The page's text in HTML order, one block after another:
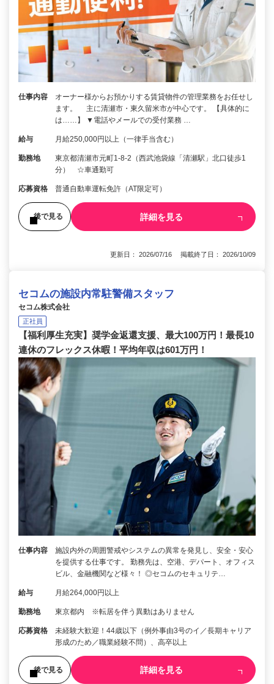
仕事内容
オーナー様からお預かりする賃貸物件の管理業務をお任せし
ます。 主に清瀬市・東久留米市が中心です。 【具体的に
は……】 ▼電話やメールでの受付業務 …
給与 月給250,000円以上（一律手当含む）
勤務地
東京都清瀬市元町1-8-2（西武池袋線「清瀬駅」北口徒歩1
分） ☆車通勤可
応募資格 普通自動車運転免許（AT限定可）
後で見る 詳細を見る
更新日： 2026/07/16 掲載終了日： 2026/10/09
セコムの施設内常駐警備スタッフ
セコム株式会社
正社員
【福利厚生充実】奨学金返還支援、最大100万円！最長10
連休のフレックス休暇！平均年収は601万円！
仕事内容
施設内外の周囲警戒やシステムの異常を発見し、安全・安心
を提供する仕事です。 勤務先は、空港、デパート、オフィス
ビル、金融機関など様々！ ◎セコムのセキュリテ…
給与 月給264,000円以上
勤務地 東京都内 ※転居を伴う異動はありません
応募資格
未経験大歓迎！44歳以下（例外事由3号のイ／長期キャリア
形成のため／職業経験不問）、高卒以上
後で見る 詳細を見る